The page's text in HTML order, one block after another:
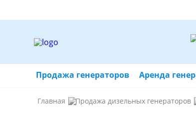
Продажа генераторов Аренда
Главная Продажа дизельных генераторов